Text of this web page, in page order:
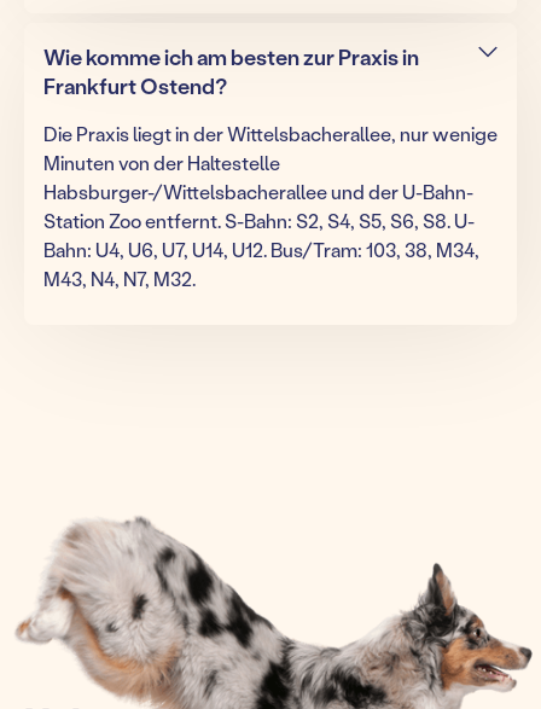
Wie komme ich am besten zur Praxis in
Frankfurt Ostend?
Die Praxis liegt in der Wittelsbacherallee, nur wenige
Minuten von der Haltestelle
Habsburger-/Wittelsbacherallee und der U-Bahn-
Station Zoo entfernt. S-Bahn: S2, S4, S5, S6, S8. U-
Bahn: U4, U6, U7, U14, U12. Bus/Tram: 103, 38, M34,
M43, N4, N7, M32.